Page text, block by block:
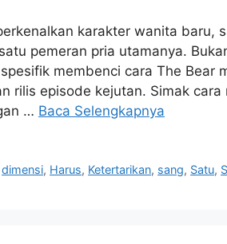
karakter wanita baru,
pemeran pria utamanya.
membenci cara The Bear
rilis episode kejutan. Simak
… Baca Selengkapnya
dimensi, Harus, Ketertarikan, sang, Satu,